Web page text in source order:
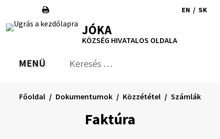
tartalomra
RSS Oldaltérkép
Nyomtatás
EN / SK
JÓKA
KÖZSÉG HIVATALOS OLDALA
VÁLTÁS
MENÜ Keresés:
Faktúra
Főoldal Dokumentumok Közzététel Számlák